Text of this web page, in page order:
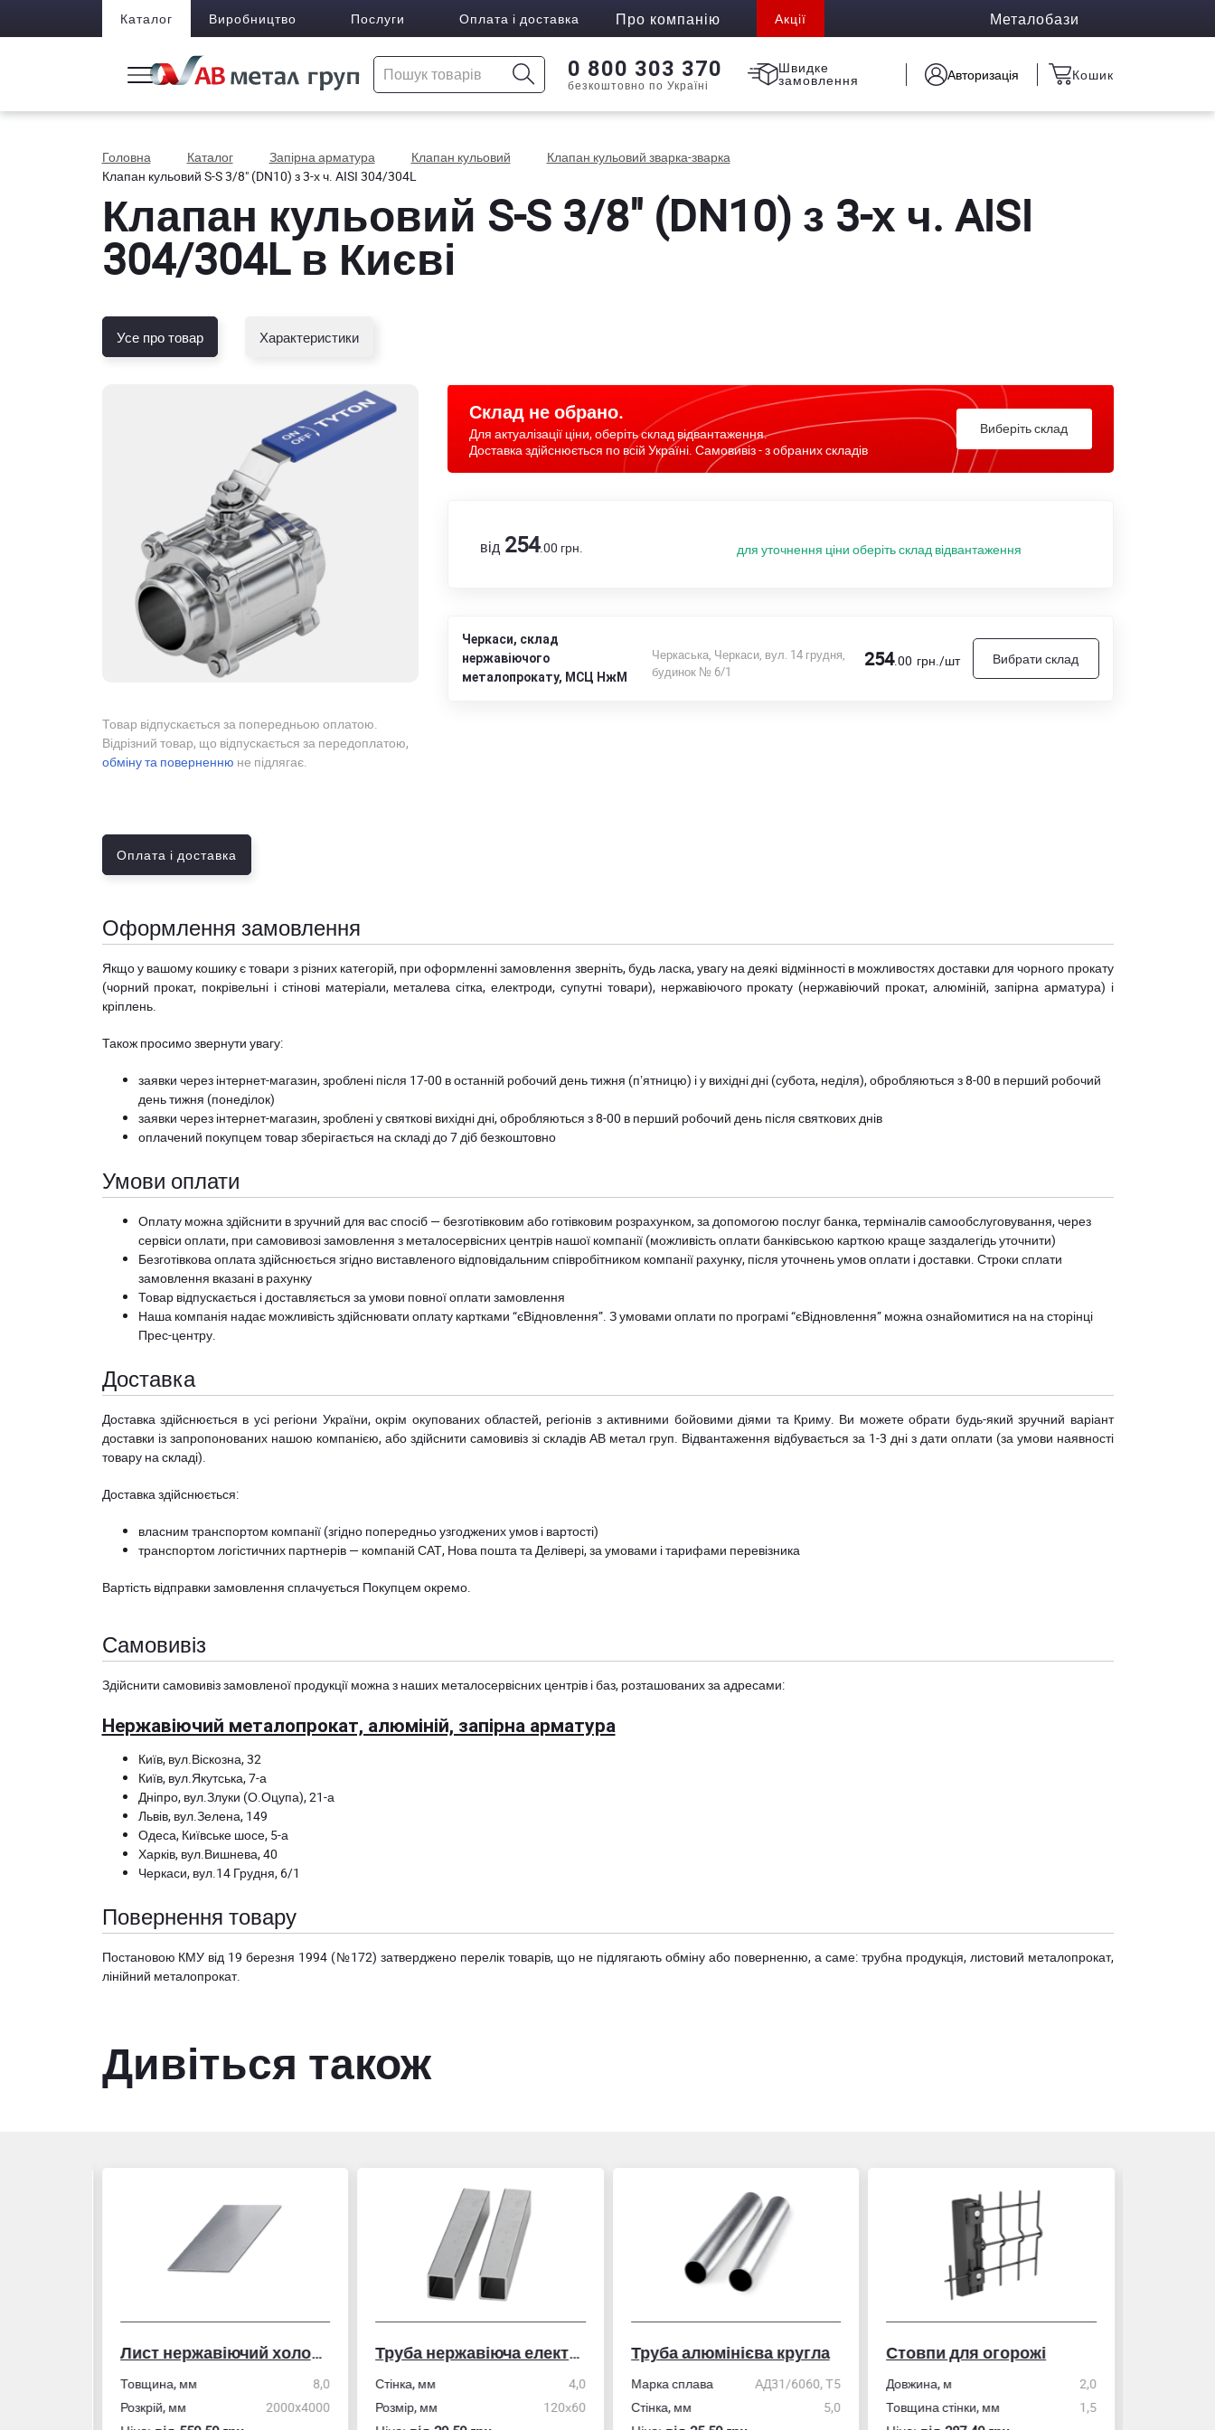
Каталог Виробництво Послуги Оплата і доставка Про компанію Акції Металобази
0 800 303 370
безкоштовно по Україні
Швидке
замовлення Авторизація Кошик
Головна Каталог Запірна арматура Клапан кульовий
Клапан кульовий зварка-зварка
Клапан кульовий S-S 3/8" (DN10) з 3-х ч. AISI 304/304L
Клапан кульовий S-S 3/8" (DN10) з 3-х ч. AISI
304/304L в Києві
Усе про товар Характеристики
Товар відпускається за попередньою оплатою.
Відрізний товар, що відпускається за передоплатою,
обміну та поверненню не підлягає.
Склад не обрано.
Для актуалізації ціни, оберіть склад відвантаження.
Доставка здійснюється по всій Україні. Самовивіз - з обраних складів
Виберіть склад
від 254.00 грн. для уточнення ціни оберіть склад відвантаження
Черкаси, склад
нержавіючого
металопрокату, МСЦ НжМ
Черкаська, Черкаси, вул. 14 грудня,
будинок № 6/1
254.00 грн./шт Вибрати склад
Оплата і доставка
Оформлення замовлення
Якщо у вашому кошику є товари з різних категорій, при оформленні замовлення зверніть, будь ласка, увагу на деякі відмінності в можливостях доставки для чорного прокату
(чорний прокат, покрівельні і стінові матеріали, металева сітка, електроди, супутні товари), нержавіючого прокату (нержавіючий прокат, алюміній, запірна арматура) і
кріплень.
Також просимо звернути увагу:
заявки через інтернет-магазин, зроблені після 17-00 в останній робочий день тижня (пʼятницю) і у вихідні дні (субота, неділя), обробляються з 8-00 в перший робочий
день тижня (понеділок)
заявки через інтернет-магазин, зроблені у святкові вихідні дні, обробляються з 8-00 в перший робочий день після святкових днів
оплачений покупцем товар зберігається на складі до 7 діб безкоштовно
Умови оплати
Оплату можна здійснити в зручний для вас спосіб — безготівковим або готівковим розрахунком, за допомогою послуг банка, терміналів самообслуговування, через
сервіси оплати, при самовивозі замовлення з металосервісних центрів нашої компанії (можливість оплати банківською карткою краще заздалегідь уточнити)
Безготівкова оплата здійснюється згідно виставленого відповідальним співробітником компанії рахунку, після уточнень умов оплати і доставки. Строки сплати
замовлення вказані в рахунку
Товар відпускається і доставляється за умови повної оплати замовлення
Наша компанія надає можливість здійснювати оплату картками “єВідновлення”. З умовами оплати по програмі “єВідновлення” можна ознайомитися на на сторінці
Прес-центру.
Доставка
Доставка здійснюється в усі регіони України, окрім окупованих областей, регіонів з активними бойовими діями та Криму. Ви можете обрати будь-який зручний варіант
доставки із запропонованих нашою компанією, або здійснити самовивіз зі складів АВ метал груп. Відвантаження відбувається за 1-3 дні з дати оплати (за умови наявності
товару на складі).
Доставка здійснюється:
власним транспортом компанії (згідно попередньо узгоджених умов і вартості)
транспортом логістичних партнерів — компаній САТ, Нова пошта та Делівері, за умовами і тарифами перевізника
Вартість відправки замовлення сплачується Покупцем окремо.
Самовивіз
Здійснити самовивіз замовленої продукції можна з наших металосервісних центрів і баз, розташованих за адресами:
Нержавіючий металопрокат, алюміній, запірна арматура
Київ, вул.Віскозна, 32
Київ, вул.Якутська, 7-а
Дніпро, вул.Злуки (О.Оцупа), 21-а
Львів, вул.Зелена, 149
Одеса, Київське шосе, 5-а
Харків, вул.Вишнева, 40
Черкаси, вул.14 Грудня, 6/1
Повернення товару
Постановою КМУ від 19 березня 1994 (№172) затверджено перелік товарів, що не підлягають обміну або поверненню, а саме: трубна продукція, листовий металопрокат,
лінійний металопрокат.
Дивіться також
Лист нержавіючий холоднокатаний
Товщина, мм
8,0
Розкрій, мм
2000x4000
Труба нержавіюча електрозварна профільна
Стінка, мм
4,0
Розмір, мм
120х60
Труба алюмінієва кругла
Марка сплава
АД31/6060, Т5
Стінка, мм
5,0
Стовпи для огорожі
Довжина, м
2,0
Товщина стінки, мм
1,5